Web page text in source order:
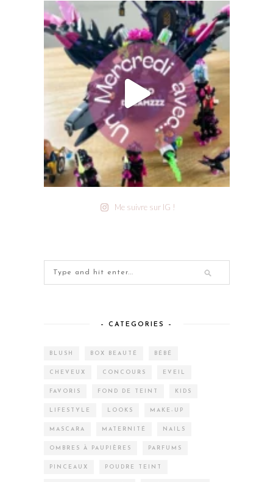
Me suivre sur IG !
– CATEGORIES –
BLUSH BOX BEAUTÉ BÉBÉ
CHEVEUX CONCOURS EVEIL
FAVORIS FOND DE TEINT KIDS
LIFESTYLE LOOKS MAKE-UP
MASCARA MATERNITÉ NAILS
OMBRES À PAUPIÈRES PARFUMS
PINCEAUX POUDRE TEINT